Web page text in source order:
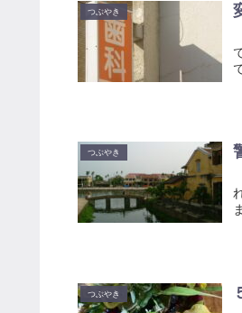
つぶやき
つぶやき
つぶやき